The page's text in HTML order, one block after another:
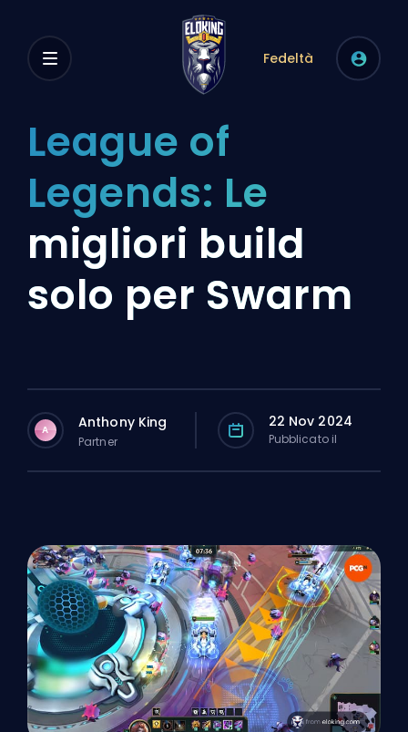
Fedeltà
League of
Legends: Le
migliori build
solo per Swarm
A Anthony King
Partner
22 Nov 2024
Pubblicato il